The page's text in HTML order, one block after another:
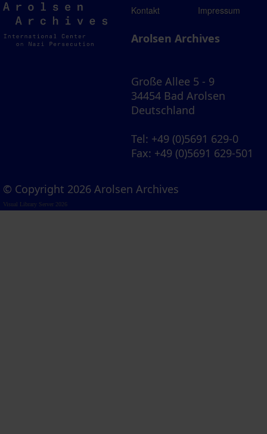
Arolsen
Archives
Kontakt Impressum
Arolsen Archives
Große Allee 5 - 9
34454 Bad Arolsen
Deutschland
Tel: +49 (0)5691 629-0
Fax: +49 (0)5691 629-501
© Copyright 2026 Arolsen Archives
Visual Library Server 2026